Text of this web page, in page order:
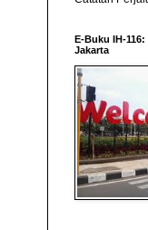
E-Buku IH-
Jakarta